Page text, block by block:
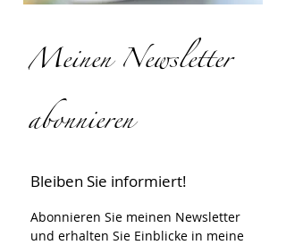
Meinen Newsletter
abonnieren
Bleiben Sie informiert!
Abonnieren Sie meinen Newsletter
und erhalten Sie Einblicke in meine